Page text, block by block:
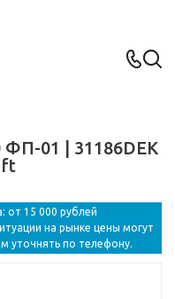
01 | 31186DEK
от 15 000 рублей
на рынке цены могут
уточнять по телефону.